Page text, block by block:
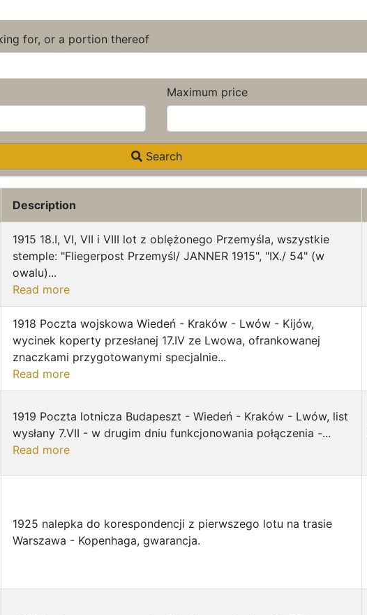
for, or a portion thereof
Maximum price
Search
Description
1915 18.I, VI, VII i VIII lot z oblężonego Przemyśla, wszystkie
stemple: "Fliegerpost Przemyśl/ JANNER 1915", "IX./ 54" (w
owalu)...
Read more
1918 Poczta wojskowa Wiedeń - Kraków - Lwów - Kijów,
wycinek koperty przesłanej 17.IV ze Lwowa, ofrankowanej
znaczkami przygotowanymi specjalnie...
Read more
1919 Poczta lotnicza Budapeszt - Wiedeń - Kraków - Lwów, list
wysłany 7.VII - w drugim dniu funkcjonowania połączenia -...
Read more
1925 nalepka do korespondencji z pierwszego lotu na trasie
Warszawa - Kopenhaga, gwarancja.